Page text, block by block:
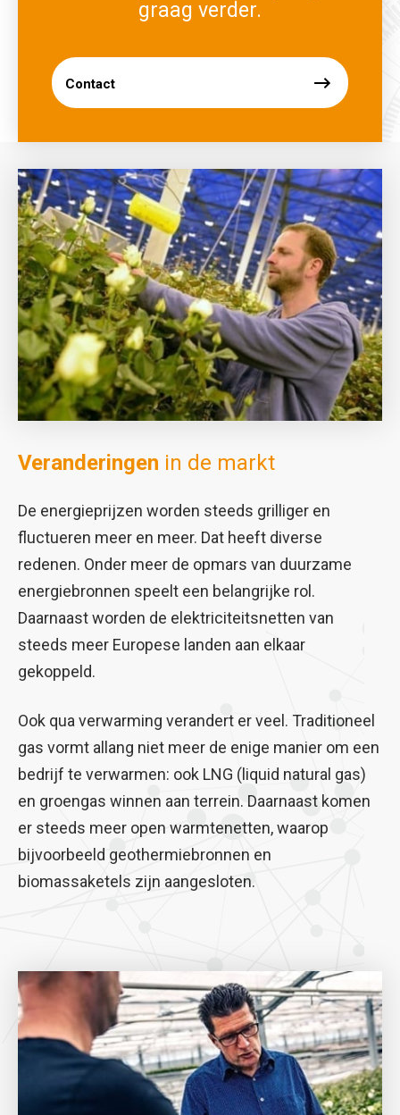
graag verder.
Contact
Veranderingen in de markt
De energieprijzen worden steeds grilliger en
fluctueren meer en meer. Dat heeft diverse
redenen. Onder meer de opmars van duurzame
energiebronnen speelt een belangrijke rol.
Daarnaast worden de elektriciteitsnetten van
steeds meer Europese landen aan elkaar
gekoppeld.
Ook qua verwarming verandert er veel. Traditioneel
gas vormt allang niet meer de enige manier om een
bedrijf te verwarmen: ook LNG (liquid natural gas)
en groengas winnen aan terrein. Daarnaast komen
er steeds meer open warmtenetten, waarop
bijvoorbeeld geothermiebronnen en
biomassaketels zijn aangesloten.